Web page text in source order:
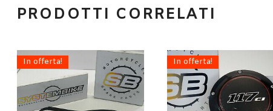
PRODOTTI CORRELATI
In offerta! In offerta!